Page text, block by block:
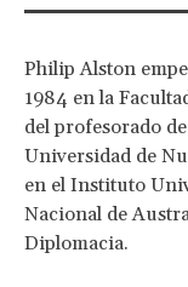
Philip Alston
1984 en la
del profesorado
Universidad de
en el Instituto
Nacional de
Diplomacia.